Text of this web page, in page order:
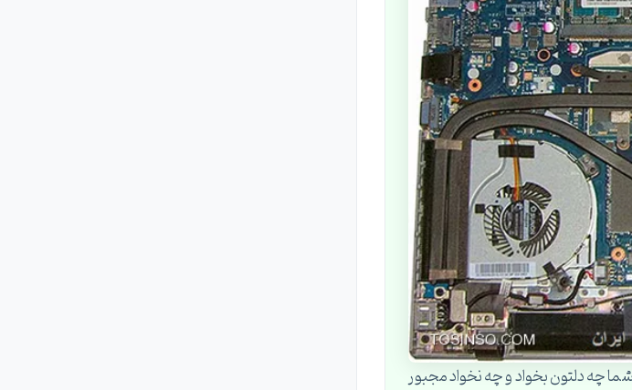
چه دلتون بخواد و چه نخواد مجبور